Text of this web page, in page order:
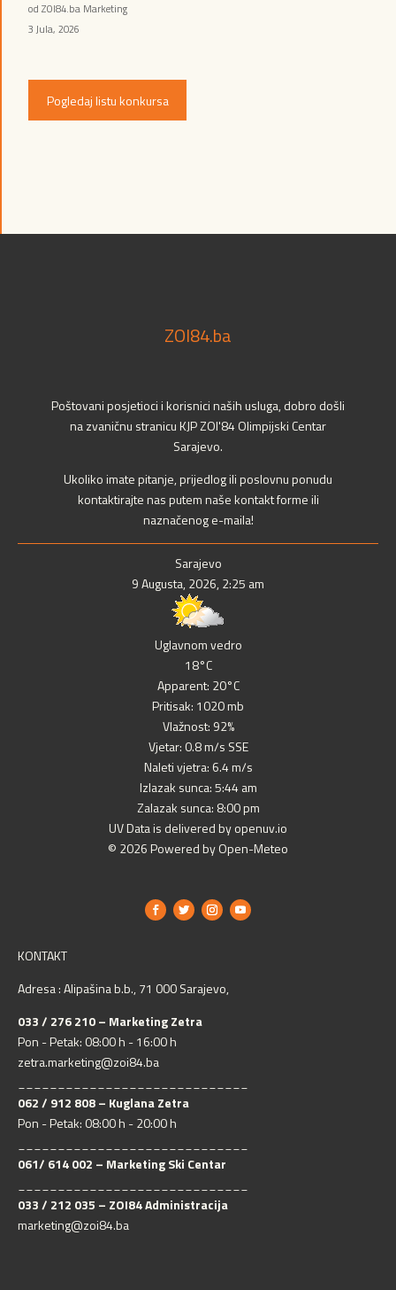
od ZOI84.ba Marketing
3 Jula, 2026
Pogledaj listu konkursa
ZOI84.ba
Poštovani posjetioci i korisnici naših usluga, dobro došli
na zvaničnu stranicu KJP ZOI'84 Olimpijski Centar
Sarajevo.
Ukoliko imate pitanje, prijedlog ili poslovnu ponudu
kontaktirajte nas putem naše kontakt forme ili
naznačenog e-maila!
Sarajevo
9 Augusta, 2026, 2:25 am
Uglavnom vedro
18°C
Apparent: 20°C
Pritisak: 1020 mb
Vlažnost: 92%
Vjetar: 0.8 m/s SSE
Naleti vjetra: 6.4 m/s
Izlazak sunca: 5:44 am
Zalazak sunca: 8:00 pm
UV Data is delivered by openuv.io
© 2026 Powered by Open-Meteo
KONTAKT
Adresa : Alipašina b.b., 71 000 Sarajevo,
033 / 276 210 – Marketing Zetra
Pon - Petak: 08:00 h - 16:00 h
zetra.marketing@zoi84.ba
062 / 912 808 – Kuglana Zetra
Pon - Petak: 08:00 h - 20:00 h
061/ 614 002 – Marketing Ski Centar
033 / 212 035 – ZOI84 Administracija
marketing@zoi84.ba